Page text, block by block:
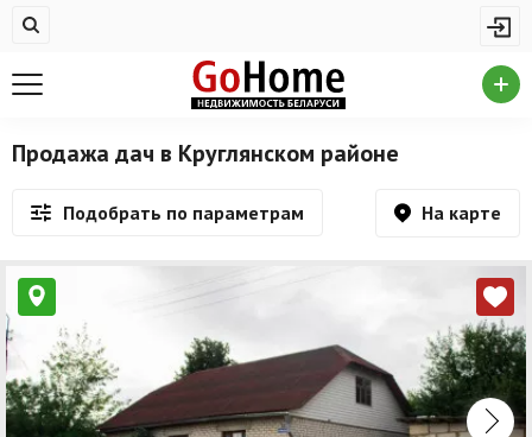
Купить квартиру
Новостройки
Дома/коттеджи/участки
Продажа коммерческой недвижимости
Аренда коммерческой недвижимости
Продажа дач в Круглянском районе
Подобрать по параметрам На карте